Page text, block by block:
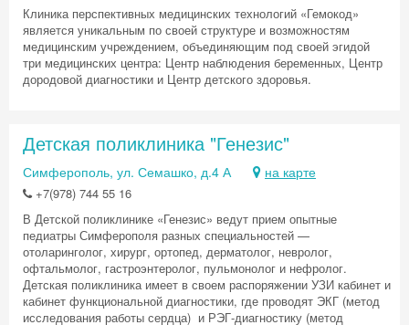
Клиника перспективных медицинских технологий «Гемокод»
является уникальным по своей структуре и возможностям
медицинским учреждением, объединяющим под своей эгидой
три медицинских центра: Центр наблюдения беременных, Центр
дородовой диагностики и Центр детского здоровья.
Детская поликлиника "Генезис"
Симферополь, ул. Семашко, д.4 А на карте
+7(978) 744 55 16
В Детской поликлинике «Генезис» ведут прием опытные
педиатры Симферополя разных специальностей —
отоларинголог, хирург, ортопед, дерматолог, невролог,
офтальмолог, гастроэнтеролог, пульмонолог и нефролог.
Детская поликлиника имеет в своем распоряжении УЗИ кабинет и
кабинет функциональной диагностики, где проводят ЭКГ (метод
исследования работы сердца) и РЭГ-диагностику (метод